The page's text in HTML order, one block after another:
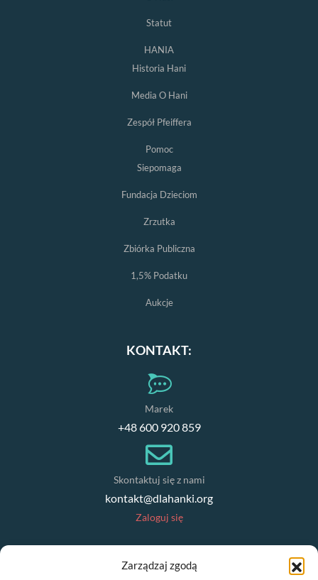
Zarządzaj zgodą
Statut
HANIA
Historia Hani
Media O Hani
Zespół Pfeiffera
Pomoc
Siepomaga
Fundacja Dzieciom
Zrzutka
Zbiórka Publiczna
1,5% Podatku
Aukcje
KONTAKT:
Marek
+48 600 920 859
Skontaktuj się z nami
kontakt@dlahanki.org
Zaloguj się